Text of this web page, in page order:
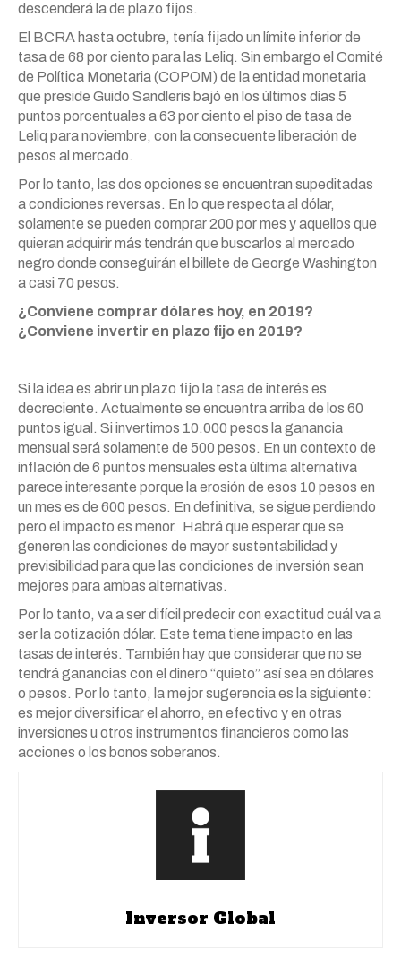
descenderá la de plazo fijos.
El BCRA hasta octubre, tenía fijado un límite inferior de
tasa de 68 por ciento para las Leliq. Sin embargo el Comité
de Política Monetaria (COPOM) de la entidad monetaria
que preside Guido Sandleris bajó en los últimos días 5
puntos porcentuales a 63 por ciento el piso de tasa de
Leliq para noviembre, con la consecuente liberación de
pesos al mercado.
Por lo tanto, las dos opciones se encuentran supeditadas
a condiciones reversas. En lo que respecta al dólar,
solamente se pueden comprar 200 por mes y aquellos que
quieran adquirir más tendrán que buscarlos al mercado
negro donde conseguirán el billete de George Washington
a casi 70 pesos.
¿Conviene comprar dólares hoy, en 2019?
¿Conviene invertir en plazo fijo en 2019?
Si la idea es abrir un plazo fijo la tasa de interés es
decreciente. Actualmente se encuentra arriba de los 60
puntos igual. Si invertimos 10.000 pesos la ganancia
mensual será solamente de 500 pesos. En un contexto de
inflación de 6 puntos mensuales esta última alternativa
parece interesante porque la erosión de esos 10 pesos en
un mes es de 600 pesos. En definitiva, se sigue perdiendo
pero el impacto es menor. Habrá que esperar que se
generen las condiciones de mayor sustentabilidad y
previsibilidad para que las condiciones de inversión sean
mejores para ambas alternativas.
Por lo tanto, va a ser difícil predecir con exactitud cuál va a
ser la cotización dólar. Este tema tiene impacto en las
tasas de interés. También hay que considerar que no se
tendrá ganancias con el dinero “quieto” así sea en dólares
o pesos. Por lo tanto, la mejor sugerencia es la siguiente:
es mejor diversificar el ahorro, en efectivo y en otras
inversiones u otros instrumentos financieros como las
acciones o los bonos soberanos.
Inversor Global